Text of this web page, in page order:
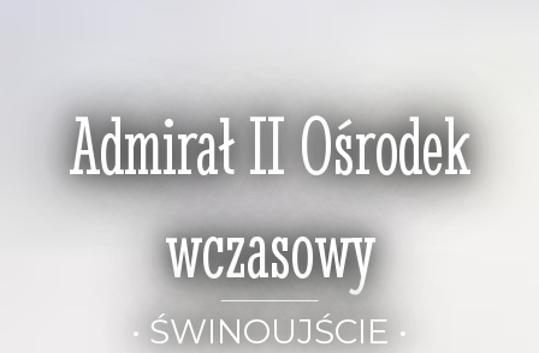
Admirał II Ośrodek
wczasowy
• ŚWINOUJŚCIE •